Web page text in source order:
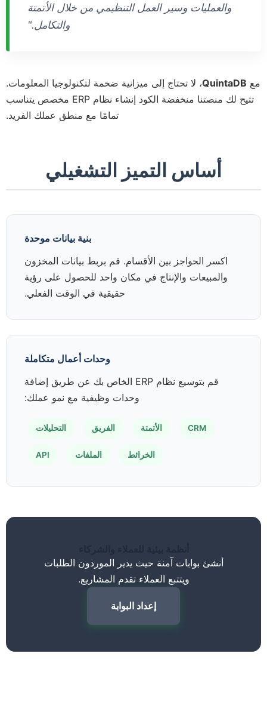
والعمليات وسير العمل التنظيمي من خلال الأتمتة
والتكامل."
مع QuintaDB، لا تحتاج إلى ميزانية ضخمة لتكنولوجيا المعلومات.
تتيح لك منصتنا منخفضة الكود إنشاء نظام ERP مخصص يتناسب
تمامًا مع منطق عملك الفريد.
أساس التميز التشغيلي
بنية بيانات موحدة
اكسر الحواجز بين الأقسام. قم بربط بيانات المخزون
والمبيعات والإنتاج في مكان واحد للحصول على رؤية
حقيقية في الوقت الفعلي.
وحدات أعمال متكاملة
قم بتوسيع نظام ERP الخاص بك عن طريق إضافة
وحدات وظيفية مع نمو عملك:
CRM الأتمتة الفريق التحليلات
الخرائط الملفات API
أنشئ بوابات آمنة حيث يدير الموردون الطلبات
ويتتبع العملاء تقدم المشاريع.
إعداد البوابة